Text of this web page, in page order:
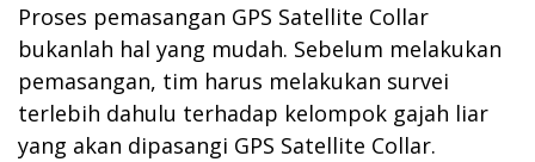
Proses pemasangan GPS Satellite Collar
bukanlah hal yang mudah. Sebelum melakukan
pemasangan, tim harus melakukan survei
terlebih dahulu terhadap kelompok gajah liar
yang akan dipasangi GPS Satellite Collar.